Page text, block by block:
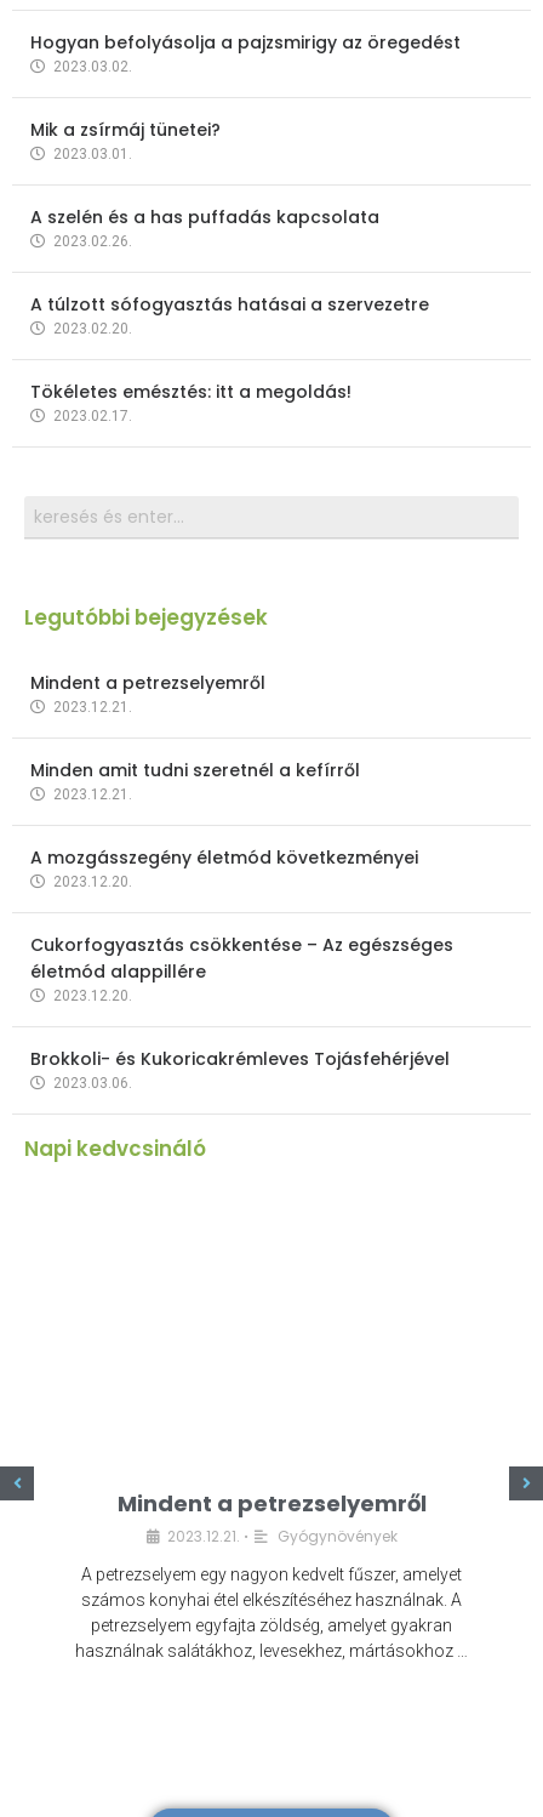
Hogyan befolyásolja a pajzsmirigy az öregedést
2023.03.02.
Mik a zsírmáj tünetei?
2023.03.01.
A szelén és a has puffadás kapcsolata
2023.02.26.
A túlzott sófogyasztás hatásai a szervezetre
2023.02.20.
Tökéletes emésztés: itt a megoldás!
2023.02.17.
Legutóbbi bejegyzések
Mindent a petrezselyemről
2023.12.21.
Minden amit tudni szeretnél a kefírről
2023.12.21.
A mozgásszegény életmód következményei
2023.12.20.
Cukorfogyasztás csökkentése – Az egészséges
életmód alappillére
2023.12.20.
Brokkoli- és Kukoricakrémleves Tojásfehérjével
2023.03.06.
Napi kedvcsináló
Mindent a petrezselyemről
2023.12.21. • Gyógynövények
A petrezselyem egy nagyon kedvelt fűszer, amelyet
számos konyhai étel elkészítéséhez használnak. A
petrezselyem egyfajta zöldség, amelyet gyakran
használnak salátákhoz, levesekhez, mártásokhoz …